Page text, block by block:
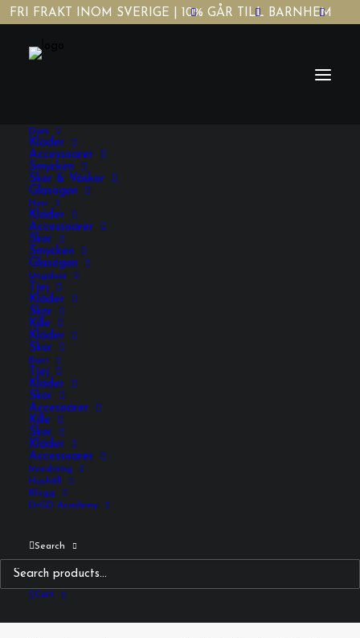
FRI FRAKT INOM SVERIGE | 10% GÅR TILL BARNHEM
Dam
Kläder
Accessoarer
Smycken
Skor & Väskor
Glasögon
Herr
Kläder
Accessoarer
Skor
Smycken
Glasögon
Ungdom
Tjej
Kläder
Skor
Kille
Kläder
Skor
Barn
Tjej
Kläder
Skor
Accesoarer
Kille
Skor
Kläder
Accessoarer
Inredning
Hushåll
Blogg
DrGD Academy
Search
Cart
Eleganta Alkebulan
kaffemuggar – set med
2 st
250,00
Eleganta
Alkebulan
kaffemuggar
–
set
med
2
PRODUKT BESKRIVNING